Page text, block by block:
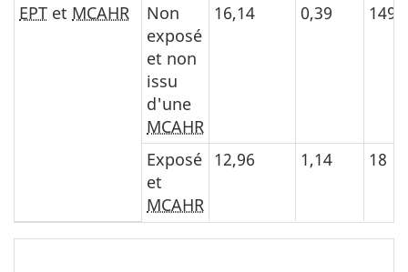
EPT et MCAHR
Non
exposé
et non
issu
d'une
MCAHR
16,14 0,39 149
Exposé
et
MCAHR
12,96 1,14 18